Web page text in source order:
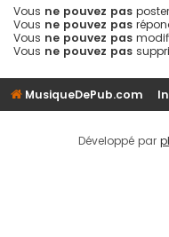
Vous ne pouvez pas
Vous ne pouvez pas
Vous ne pouvez pas
Vous ne pouvez pas
MusiqueDePub.com
Développé par